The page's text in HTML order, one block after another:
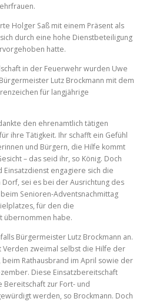
Holger Saß mit einem Präsent als
durch eine hohe Dienstbeteiligung
hatte.
in der Feuerwehr wurden Uwe
Lutz Brockmann mit dem
für langjährige
den ehrenamtlich tätigen
ihre Tätigkeit. Ihr schafft ein Gefühl
und Bürgern, die Hilfe kommt
– das seid ihr, so König. Doch
engagiere sich die
sei es bei der Ausrichtung des
Senioren-Adventsnachmittag
für den die
übernommen habe.
Bürgermeister Lutz Brockmann an.
Verden zweimal selbst die Hilfe der
Rathausbrand im April sowie der
Diese Einsatzbereitschaft
zur Fort- und
werden, so Brockmann. Doch